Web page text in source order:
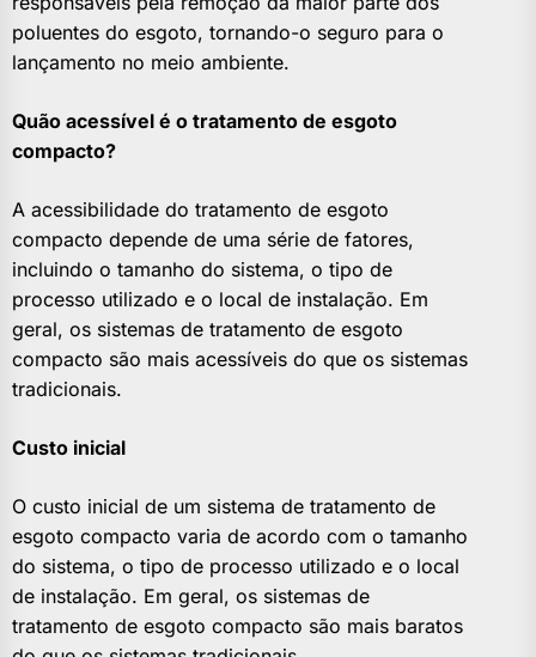
poluentes do esgoto, tornando-o seguro para o
lançamento no meio ambiente.
Quão acessível é o tratamento de esgoto
compacto?
A acessibilidade do tratamento de esgoto
compacto depende de uma série de fatores,
incluindo o tamanho do sistema, o tipo de
processo utilizado e o local de instalação. Em
geral, os sistemas de tratamento de esgoto
compacto são mais acessíveis do que os sistemas
tradicionais.
Custo inicial
O custo inicial de um sistema de tratamento de
esgoto compacto varia de acordo com o tamanho
do sistema, o tipo de processo utilizado e o local
de instalação. Em geral, os sistemas de
tratamento de esgoto compacto são mais baratos